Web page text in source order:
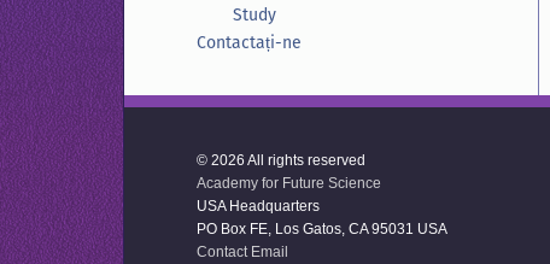
Study
Contactați-ne
© 2026 All rights reserved
Academy for Future Science
USA Headquarters
PO Box FE, Los Gatos, CA 95031 USA
Contact Email